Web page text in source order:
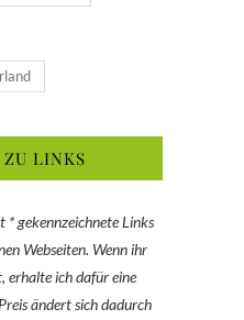
LINKS
* gekennzeichnete Links
Webseiten. Wenn ihr
erhalte ich dafür eine
ändert sich dadurch